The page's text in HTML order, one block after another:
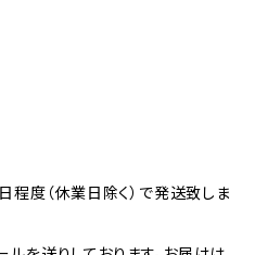
度（休業日除く）で発送致しま